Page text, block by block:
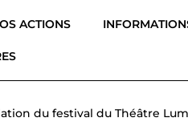
ACTIONS
du festival du Théâtre